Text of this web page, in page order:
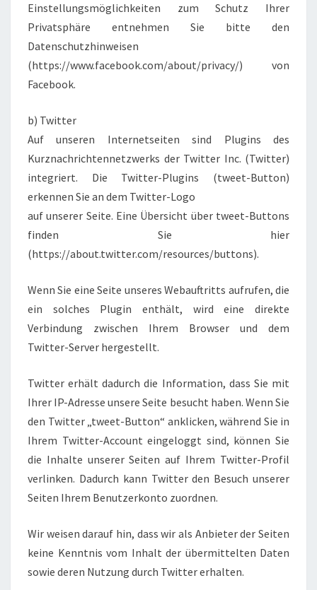
Einstellungsmöglichkeiten zum Schutz Ihrer
Privatsphäre entnehmen Sie bitte den
Datenschutzhinweisen
(https://www.facebook.com/about/privacy/) von
Facebook.
b) Twitter
Auf unseren Internetseiten sind Plugins des
Kurznachrichtennetzwerks der Twitter Inc. (Twitter)
integriert. Die Twitter-Plugins (tweet-Button)
erkennen Sie an dem Twitter-Logo
auf unserer Seite. Eine Übersicht über tweet-Buttons
finden Sie hier
(https://about.twitter.com/resources/buttons).
Wenn Sie eine Seite unseres Webauftritts aufrufen, die
ein solches Plugin enthält, wird eine direkte
Verbindung zwischen Ihrem Browser und dem
Twitter-Server hergestellt.
Twitter erhält dadurch die Information, dass Sie mit
Ihrer IP-Adresse unsere Seite besucht haben. Wenn Sie
den Twitter „tweet-Button“ anklicken, während Sie in
Ihrem Twitter-Account eingeloggt sind, können Sie
die Inhalte unserer Seiten auf Ihrem Twitter-Profil
verlinken. Dadurch kann Twitter den Besuch unserer
Seiten Ihrem Benutzerkonto zuordnen.
Wir weisen darauf hin, dass wir als Anbieter der Seiten
keine Kenntnis vom Inhalt der übermittelten Daten
sowie deren Nutzung durch Twitter erhalten.